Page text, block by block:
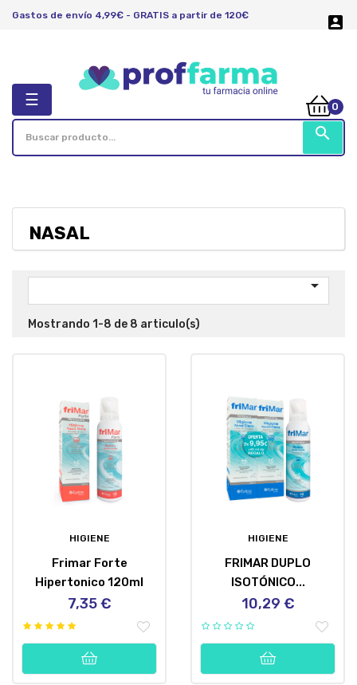
Gastos de envío 4,99€ - GRATIS a partir de 120€ 
search
Navegación
de
palanca
☰ 0
NASAL

Mostrando 1-8 de 8 articulo(s)
HIGIENE
Frimar Forte
Hipertonico 120ml
Precio
7,35 €
HIGIENE
FRIMAR DUPLO
ISOTÓNICO...
Precio
10,29 €